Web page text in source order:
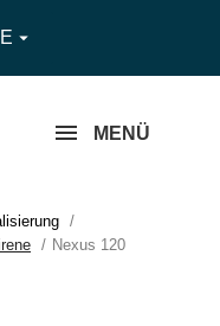

MENÜ
Nexus 120